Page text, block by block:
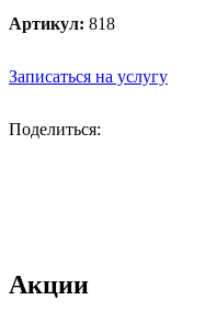
Артикул: 818
Записаться на услугу
Поделиться:
Акции